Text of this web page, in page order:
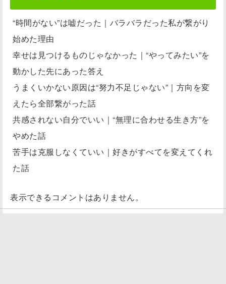
“時間がない”は嘘だった｜バラバラだった私が繋がり
始めた理由
幸せは見つけるものじゃなかった｜“やってみたい”を
動かした先にあった答え
うまくいかない原因は“努力不足じゃない”｜方向を変
えたら全部繋がった話
共感されない自分でいい｜“無理に合わせる生き方”を
やめた話
苦手は克服しなくていい｜好きがすべてを変えてくれ
た話
表示できるコメントはありません。